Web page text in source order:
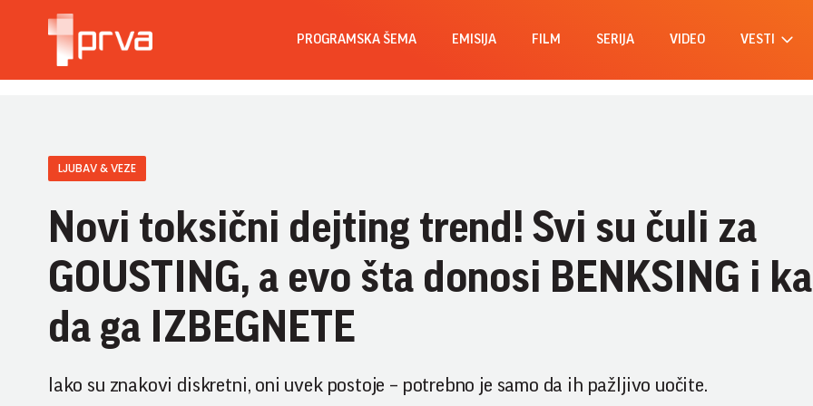
PROGRAMSKA ŠEMA EMISIJA FILM SERIJA VIDEO VESTI
LJUBAV & VEZE
Novi toksični dejting trend! Svi su čuli za
GOUSTING, a evo šta donosi BENKSING i
da ga IZBEGNETE
Iako su znakovi diskretni, oni uvek postoje – potrebno je samo da ih pažljivo uočite.